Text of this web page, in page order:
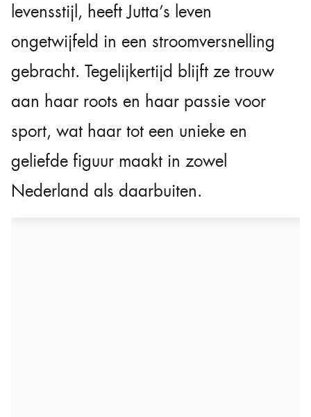
levensstijl, heeft Jutta’s leven
ongetwijfeld in een stroomversnelling
gebracht. Tegelijkertijd blijft ze trouw
aan haar roots en haar passie voor
sport, wat haar tot een unieke en
geliefde figuur maakt in zowel
Nederland als daarbuiten.